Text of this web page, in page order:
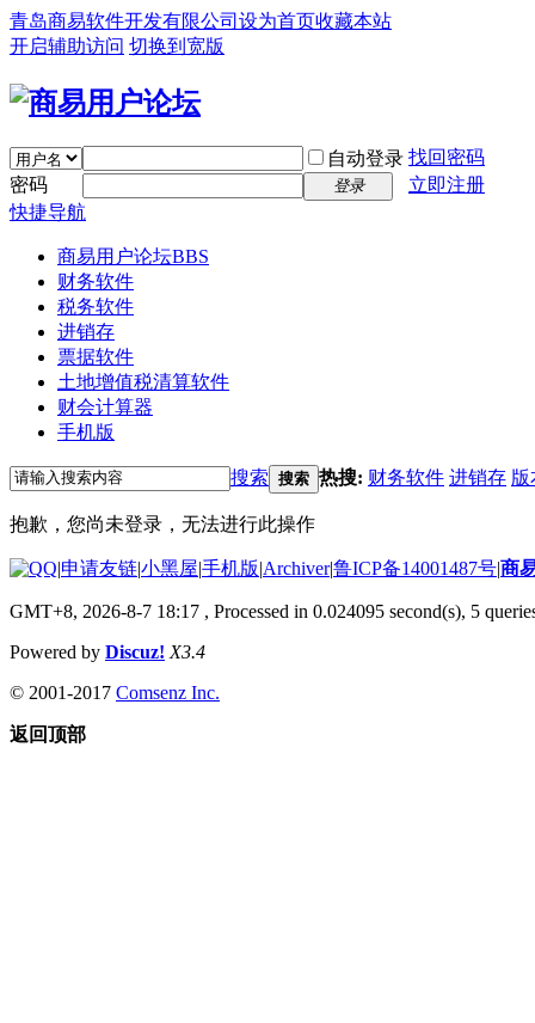
青岛商易软件开发有限公司 设为首页收藏本站
开启辅助访问 切换到宽版
自动登录 找回密码
密码
登录
立即注册
快捷导航
商易用户论坛BBS
财务软件
税务软件
进销存
票据软件
土地增值税清算软件
财会计算器
手机版
搜索 搜索 热搜: 财务软件 进销存 版
抱歉，您尚未登录，无法进行此操作
|申请友链|小黑屋|手机版|Archiver|鲁ICP备14001487号|商
GMT+8, 2026-8-7 18:17 , Processed in 0.024095 second(s), 5
Powered by Discuz! X3.4
© 2001-2017 Comsenz Inc.
返回顶部